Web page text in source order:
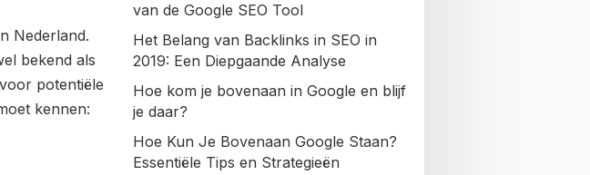
Nederland.
bekend als
potentiële
kennen:
van de Google SEO Tool
Het Belang van Backlinks in SEO in
2019: Een Diepgaande Analyse
Hoe kom je bovenaan in Google en blijf
je daar?
Hoe Kun Je Bovenaan Google Staan?
Essentiële Tips en Strategieën